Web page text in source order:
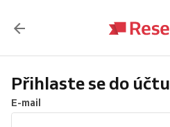
Přihlaste se do účtu
E-mail